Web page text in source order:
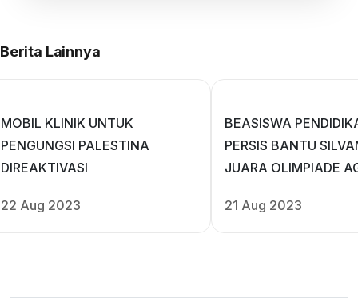
Berita Lainnya
MOBIL KLINIK UNTUK
PENGUNGSI PALESTINA
DIREAKTIVASI
22 Aug 2023
BEASISWA
PERSIS BANTU
JUARA OLIMPIADE
21 Aug 2023